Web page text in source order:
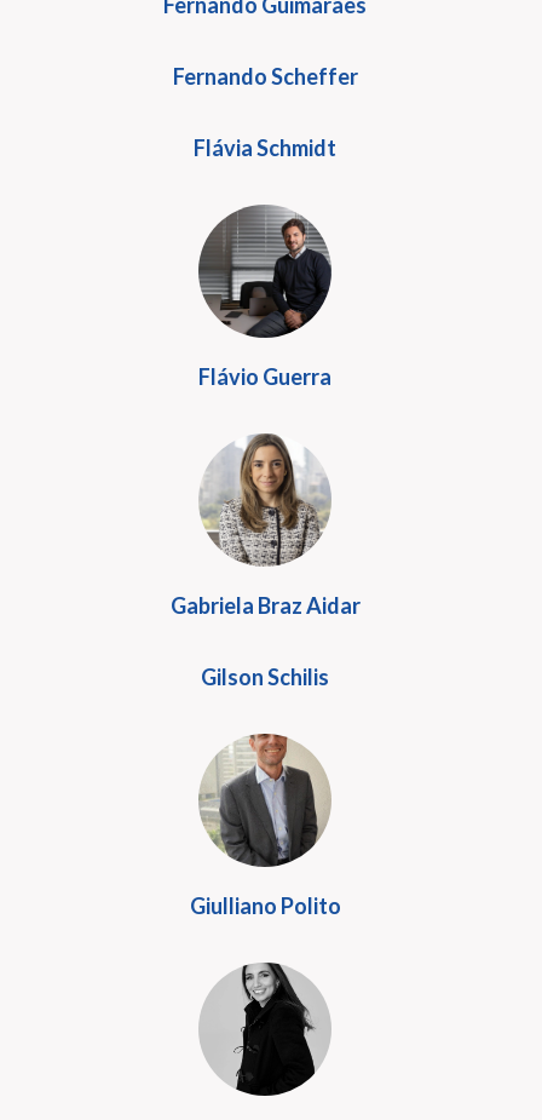
Fernando Scheffer
Flávia Schmidt
Flávio Guerra
Gabriela Braz Aidar
Gilson Schilis
Giulliano Polito